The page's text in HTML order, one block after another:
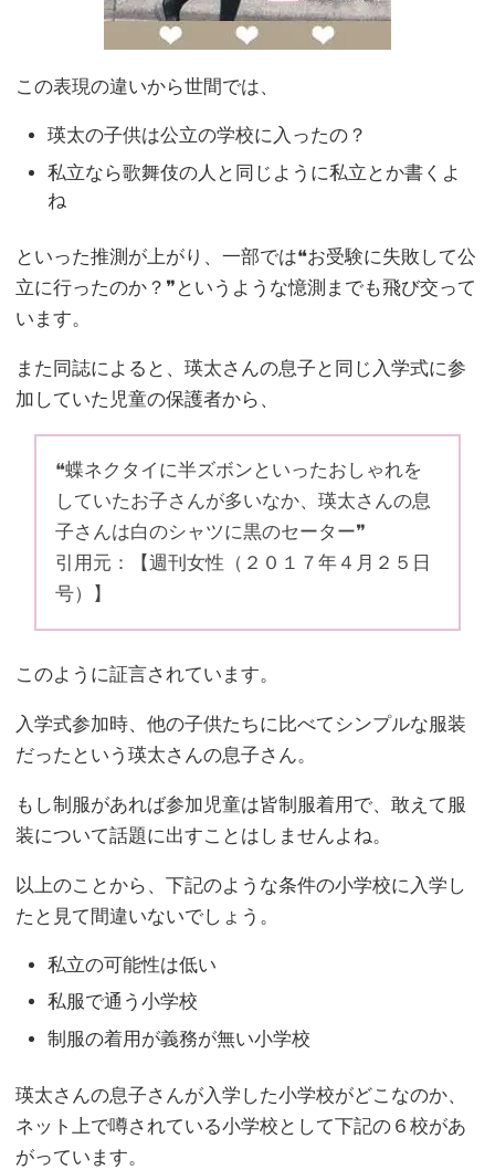
この表現の違いから世間では、
瑛太の子供は公立の学校に入ったの？
私立なら歌舞伎の人と同じように私立とか書くよ
ね
といった推測が上がり、一部では❝お受験に失敗して公
立に行ったのか？❞というような憶測までも飛び交って
います。
また同誌によると、瑛太さんの息子と同じ入学式に参
加していた児童の保護者から、
❝蝶ネクタイに半ズボンといったおしゃれを
していたお子さんが多いなか、瑛太さんの息
子さんは白のシャツに黒のセーター❞
引用元：【週刊女性（２０１７年４月２５日
号）】
このように証言されています。
入学式参加時、他の子供たちに比べてシンプルな服装
だったという瑛太さんの息子さん。
もし制服があれば参加児童は皆制服着用で、敢えて服
装について話題に出すことはしませんよね。
以上のことから、下記のような条件の小学校に入学し
たと見て間違いないでしょう。
私立の可能性は低い
私服で通う小学校
制服の着用が義務が無い小学校
瑛太さんの息子さんが入学した小学校がどこなのか、
ネット上で噂されている小学校として下記の６校があ
がっています。